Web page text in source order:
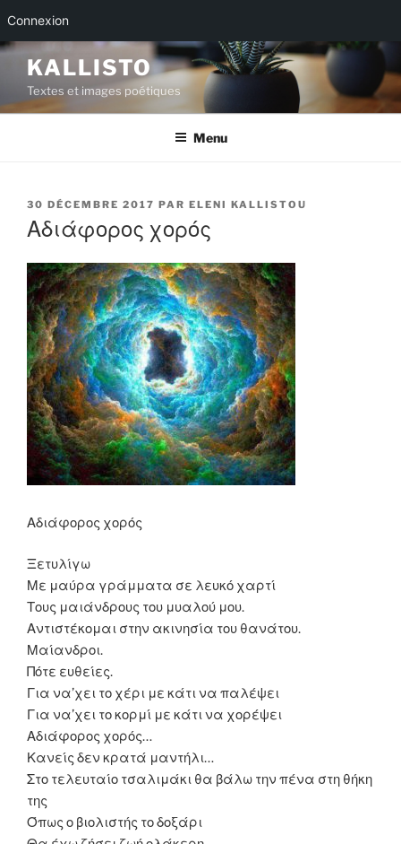
Connexion
Aller
contenu
principal
KALLISTO
Textes et images poétiques
Menu
PUBLIÉ
LE
30 DÉCEMBRE 2017 PAR ELENI KALLISTOU
Αδιάφορος χορός
Αδιάφορος χορός
Ξετυλίγω
Με μαύρα γράμματα σε λευκό χαρτί
Τους μαιάνδρους του μυαλού μου.
Αντιστέκομαι στην ακινησία του θανάτου.
Μαίανδροι.
Πότε ευθείες.
Για να’χει το χέρι με κάτι να παλέψει
Για να’χει το κορμί με κάτι να χορέψει
Αδιάφορος χορός…
Κανείς δεν κρατά μαντήλι…
Στο τελευταίο τσαλιμάκι θα βάλω την πένα στη θήκη
της
Όπως ο βιολιστής το δοξάρι